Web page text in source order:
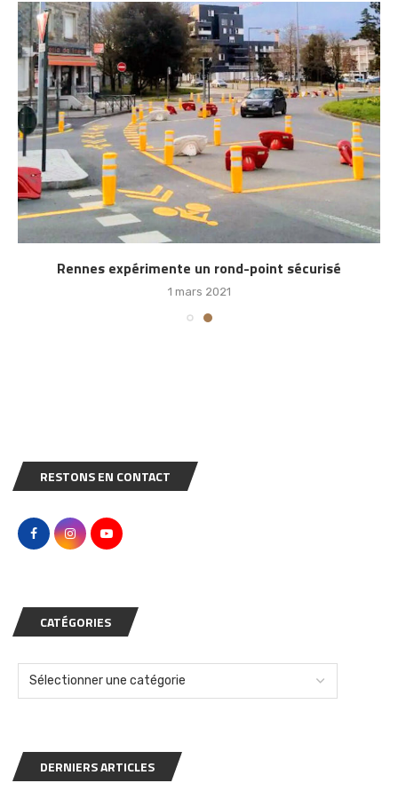
Rennes expérimente un rond-point sécurisé
1 mars 2021
RESTONS EN CONTACT
CATÉGORIES
DERNIERS ARTICLES